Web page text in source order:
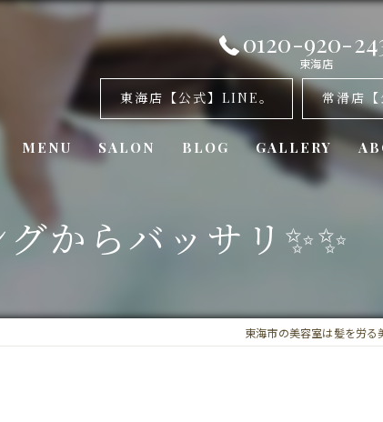
0120-920-
東海店
東海店【公式】LINE。 常滑店【
MENU SALON
美容室・カナリア 常滑店
BLOG GALLERY
グからバッサリ✨✨
東海市の美容室は髪を労る